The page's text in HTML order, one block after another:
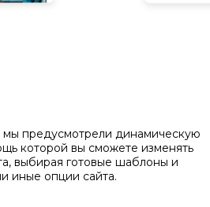
мы предусмотрели динамическую
которой вы сможете изменять
выбирая готовые шаблоны и
иные опции сайта.